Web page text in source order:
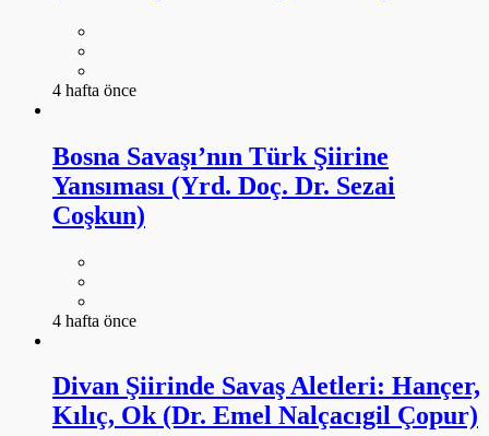
4 hafta önce
Bosna Savaşı’nın Türk Şiirine
Yansıması (Yrd. Doç. Dr. Sezai
Coşkun)
4 hafta önce
Divan Şiirinde Savaş Aletleri: Hançer,
Kılıç, Ok (Dr. Emel Nalçacıgil Çopur)